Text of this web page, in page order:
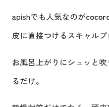
apishでも人気なのが
皮に直接つけるスキャルプ
お風呂上がりにシュッと
るだけ。